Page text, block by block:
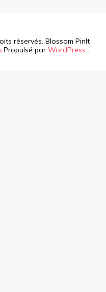
réservés. Blossom PinIt
.Propulsé par WordPress .